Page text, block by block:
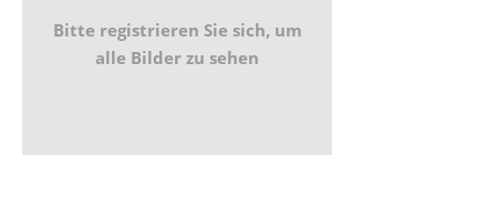
Bitte registrieren Sie sich, um
alle Bilder zu sehen